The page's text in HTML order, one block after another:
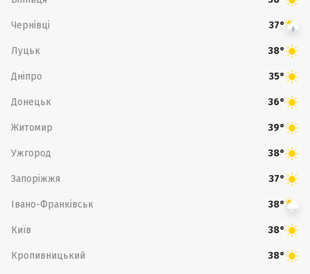
Чернівці 37°
Луцьк 38°
Дніпро 35°
Донецьк 36°
Житомир 39°
Ужгород 38°
Запоріжжя 37°
Івано-Франківськ 38°
Київ 38°
Кропивницький 38°